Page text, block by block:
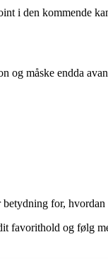
i den kommende
og måske endda
for,
favorithold og følg